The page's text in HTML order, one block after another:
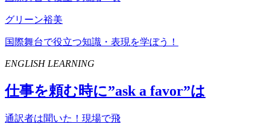
グリーン裕美
国際舞台で役立つ知識・表現を学ぼう！
ENGLISH LEARNING
仕事を頼む時に”ask a favor”は
通訳者は聞いた！現場で飛